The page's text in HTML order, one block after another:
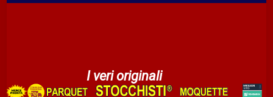
I veri originali